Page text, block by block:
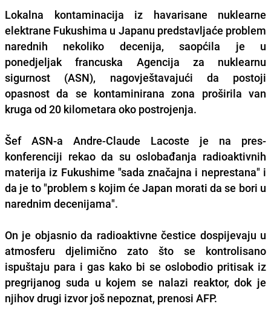
Lokalna kontaminacija iz havarisane nuklearne
elektrane Fukushima u Japanu predstavljaće problem
narednih nekoliko decenija, saopćila je u
ponedjeljak francuska Agencija za nuklearnu
sigurnost (ASN), nagovještavajući da postoji
opasnost da se kontaminirana zona proširila van
kruga od 20 kilometara oko postrojenja.
Šef ASN-a Andre-Claude Lacoste je na pres-
konferenciji rekao da su oslobađanja radioaktivnih
materija iz Fukushime "sada značajna i neprestana" i
da je to "problem s kojim će Japan morati da se bori u
narednim decenijama".
On je objasnio da radioaktivne čestice dospijevaju u
atmosferu djelimično zato što se kontrolisano
ispuštaju para i gas kako bi se oslobodio pritisak iz
pregrijanog suda u kojem se nalazi reaktor, dok je
njihov drugi izvor još nepoznat, prenosi AFP.